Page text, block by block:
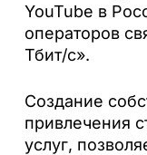
YouTube в
операторов
Тбит/с».
Создание
привлечения
услуг,